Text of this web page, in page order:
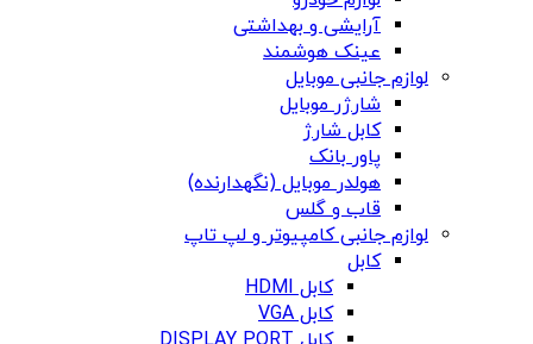
آرایشی و بهداشتی
عینک هوشمند
لوازم جانبی موبایل
شارژر موبایل
کابل شارژ
پاور بانک
هولدر موبایل (نگهدارنده)
قاب و گلس
لوازم جانبی کامپیوتر و لپ تاپ
کابل
کابل HDMI
کابل VGA